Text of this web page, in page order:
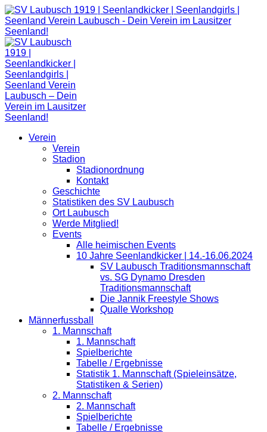
Zum
Inhalt
springen
Verein
Verein
Stadion
Stadionordnung
Kontakt
Geschichte
Statistiken des SV Laubusch
Ort Laubusch
Werde Mitglied!
Events
Alle heimischen Events
10 Jahre Seenlandkicker | 14.-16.06.2024
SV Laubusch Traditionsmannschaft
vs. SG Dynamo Dresden
Traditionsmannschaft
Die Jannik Freestyle Shows
Qualle Workshop
Männerfussball
1. Mannschaft
1. Mannschaft
Spielberichte
Tabelle / Ergebnisse
Statistik 1. Mannschaft (Spieleinsätze,
Statistiken & Serien)
2. Mannschaft
2. Mannschaft
Spielberichte
Tabelle / Ergebnisse